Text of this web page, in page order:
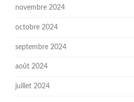
novembre 2024
octobre 2024
septembre 2024
août 2024
juillet 2024